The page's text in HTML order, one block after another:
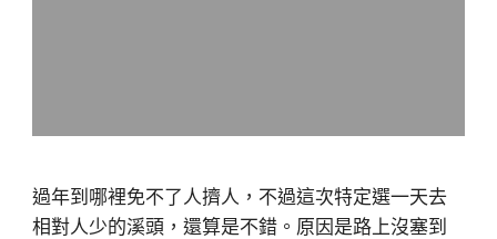
過年到哪裡免不了人擠人，不過這次特定選一天去
相對人少的溪頭，還算是不錯。原因是路上沒塞到